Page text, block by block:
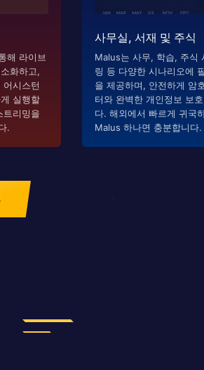
해 라이브
화하고,
시스턴
실행할
트리밍을
.
사무실, 서재 및 주식
Malus는 사무, 학습, 주식
링 등 다양한 시나리오에
을 제공하며, 안전하게 암
터와 완벽한 개인정보 보
다. 해외에서 빠르게 귀국
Malus 하나면 충분합니다.